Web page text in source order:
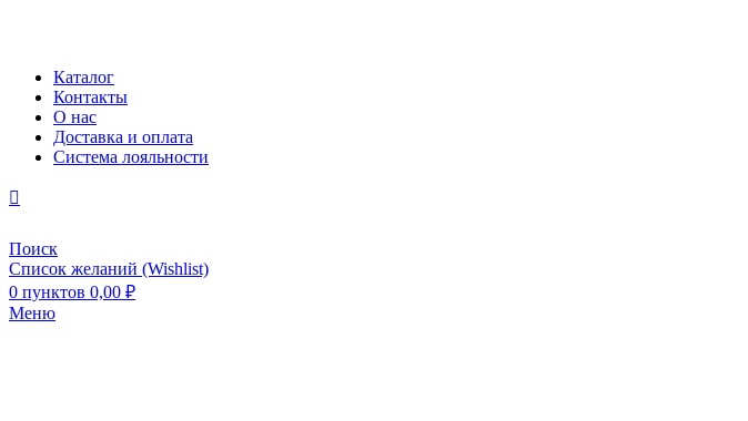
Каталог
Контакты
О нас
Доставка и оплата
Система лояльности
Поиск
Список желаний (Wishlist)
0 пунктов 0,00 ₽
Меню